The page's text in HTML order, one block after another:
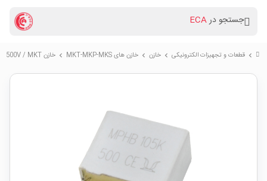
جستجو درECA
chevron_right قطعات و تجهیزات الکترونیکی chevron_right خازن chevron_right خازن های MKT-MKP-MKS chevron_right خازن 1uF / 500V / MKT